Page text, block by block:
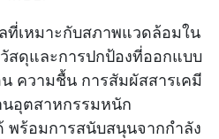
ที่เหมาะกับสภาพแวดล้อมใน
สดุและการปกป้องที่ออกแบบ
ความชื้น การสัมผัสสารเคมี
นอุตสาหกรรมหนัก
พร้อมการสนับสนุนจากกำลัง